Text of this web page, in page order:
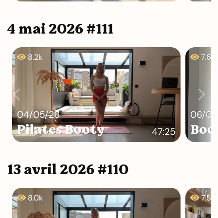
4 mai 2026 #111
04/05/26
Pilates Booty 47:25
8.2k
06/
7.6k
13 avril 2026 #110
8.0k 7.5k